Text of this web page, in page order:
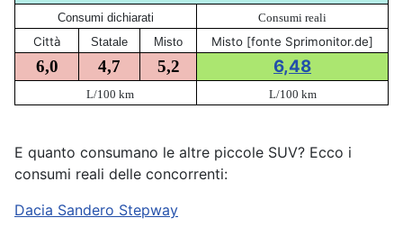
Consumi dichiarati Consumi reali
Città Statale Misto Misto [fonte Sprimonitor.de]
6,0 4,7 5,2 6,48
L/100 km L/100 km
E quanto consumano le altre piccole SUV? Ecco i
consumi reali delle concorrenti:
Dacia Sandero Stepway